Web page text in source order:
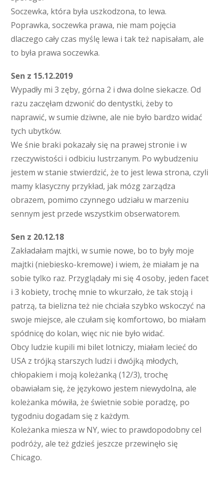
Soczewka, która była uszkodzona, to lewa.
Poprawka, soczewka prawa, nie mam pojęcia
dlaczego cały czas myślę lewa i tak też napisałam, ale
to była prawa soczewka.
Sen z 15.12.2019
Wypadły mi 3 zęby, górna 2 i dwa dolne siekacze. Od
razu zaczęłam dzwonić do dentystki, żeby to
naprawić, w sumie dziwne, ale nie było bardzo widać
tych ubytków.
We śnie braki pokazały się na prawej stronie i w
rzeczywistości i odbiciu lustrzanym. Po wybudzeniu
jestem w stanie stwierdzić, że to jest lewa strona, czyli
mamy klasyczny przykład, jak mózg zarządza
obrazem, pomimo czynnego udziału w marzeniu
sennym jest przede wszystkim obserwatorem.
Sen z 20.12.18
Zakładałam majtki, w sumie nowe, bo to były moje
majtki (niebiesko-kremowe) i wiem, że miałam je na
sobie tylko raz. Przyglądały mi się 4 osoby, jeden facet
i 3 kobiety, trochę mnie to wkurzało, że tak stoją i
patrzą, ta bielizna też nie chciała szybko wskoczyć na
swoje miejsce, ale czułam się komfortowo, bo miałam
spódnicę do kolan, więc nic nie było widać.
Obcy ludzie kupili mi bilet lotniczy, miałam lecieć do
USA z trójką starszych ludzi i dwójką młodych,
chłopakiem i moją koleżanką (12/3), trochę
obawiałam się, że językowo jestem niewydolna, ale
koleżanka mówiła, że świetnie sobie poradzę, po
tygodniu dogadam się z każdym.
Koleżanka miesza w NY, wiec to prawdopodobny cel
podróży, ale też gdzieś jeszcze przewinęło się
Chicago.